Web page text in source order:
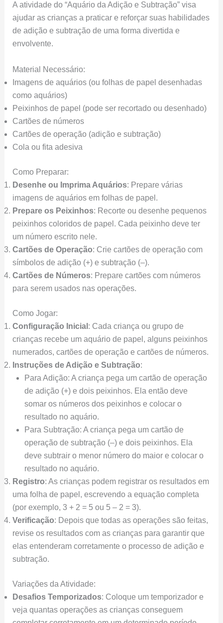
A atividade do “Aquário da Adição e Subtração” visa
ajudar as crianças a praticar e reforçar suas habilidades
de adição e subtração de uma forma divertida e
envolvente.
Material Necessário:
Imagens de aquários (ou folhas de papel desenhadas
como aquários)
Peixinhos de papel (pode ser recortado ou desenhado)
Cartões de números
Cartões de operação (adição e subtração)
Cola ou fita adesiva
Como Preparar:
Desenhe ou Imprima Aquários: Prepare várias
imagens de aquários em folhas de papel.
Prepare os Peixinhos: Recorte ou desenhe pequenos
peixinhos coloridos de papel. Cada peixinho deve ter
um número escrito nele.
Cartões de Operação: Crie cartões de operação com
símbolos de adição (+) e subtração (–).
Cartões de Números: Prepare cartões com números
para serem usados nas operações.
Como Jogar:
Configuração Inicial : Cada criança ou grupo de
crianças recebe um aquário de papel, alguns peixinhos
numerados, cartões de operação e cartões de números.
Instruções de Adição e Subtração:
Para Adição: A criança pega um cartão de operação
de adição (+) e dois peixinhos. Ela então deve
somar os números dos peixinhos e colocar o
resultado no aquário.
Para Subtração: A criança pega um cartão de
operação de subtração (–) e dois peixinhos. Ela
deve subtrair o menor número do maior e colocar o
resultado no aquário.
Registro: As crianças podem registrar os resultados em
uma folha de papel, escrevendo a equação completa
(por exemplo, 3 + 2 = 5 ou 5 – 2 = 3).
Verificação: Depois que todas as operações são feitas,
revise os resultados com as crianças para garantir que
elas entenderam corretamente o processo de adição e
subtração.
Variações da Atividade:
Desafios Temporizados: Coloque um temporizador e
veja quantas operações as crianças conseguem